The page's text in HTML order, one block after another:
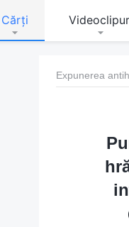
Cărți
Expunerea